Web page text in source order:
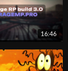
16:46